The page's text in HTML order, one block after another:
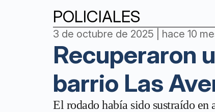
POLICIALES
3 de octubre de 2025 | hace 10
Recuperaron
barrio Las
El rodado había sido sustraído en